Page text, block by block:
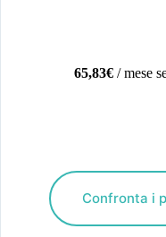
65,83€ / mese
Confronta i